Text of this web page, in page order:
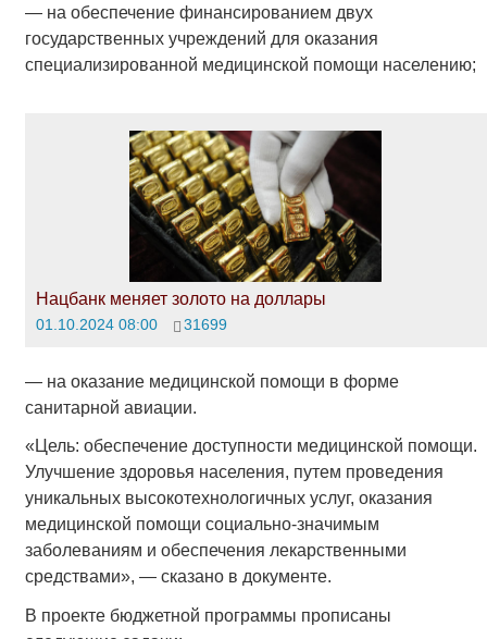
— на обеспечение финансированием двух
государственных учреждений для оказания
специализированной медицинской помощи населению;
Нацбанк меняет золото на доллары
01.10.2024 08:00 31699
— на оказание медицинской помощи в форме
санитарной авиации.
«Цель: обеспечение доступности медицинской помощи.
Улучшение здоровья населения, путем проведения
уникальных высокотехнологичных услуг, оказания
медицинской помощи социально-значимым
заболеваниям и обеспечения лекарственными
средствами», — сказано в документе.
В проекте бюджетной программы прописаны